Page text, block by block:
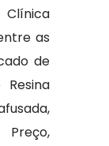
as
de